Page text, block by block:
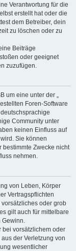
Verantwortung für die
erstellt hat oder die
dem Betreiber, dein
zu löschen oder zu
Beiträge
oder geeignet
zuzufügen.
um eine unter der „
Foren-Software
Community unter
keinen Einfluss auf
Sie können
bestimmte Zwecke nicht
nehmen.
von Leben, Körper
Vertragspflichten
oder grob
gilt auch für mittelbare
bei vorsätzlichem oder
der Verletzung von
wesentlicher